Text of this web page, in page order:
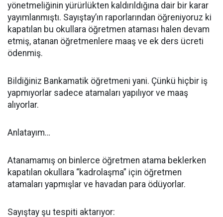
yönetmeliğinin yürürlükten kaldırıldığına dair bir karar
yayımlanmıştı. Sayıştay’ın raporlarından öğreniyoruz ki
kapatılan bu okullara öğretmen ataması halen devam
etmiş, atanan öğretmenlere maaş ve ek ders ücreti
ödenmiş.
Bildiğiniz Bankamatik öğretmeni yani. Çünkü hiçbir iş
yapmıyorlar sadece atamaları yapılıyor ve maaş
alıyorlar.
Anlatayım…
Atanamamış on binlerce öğretmen atama beklerken
kapatılan okullara “kadrolaşma” için öğretmen
atamaları yapmışlar ve havadan para ödüyorlar.
Sayıştay şu tespiti aktarıyor: